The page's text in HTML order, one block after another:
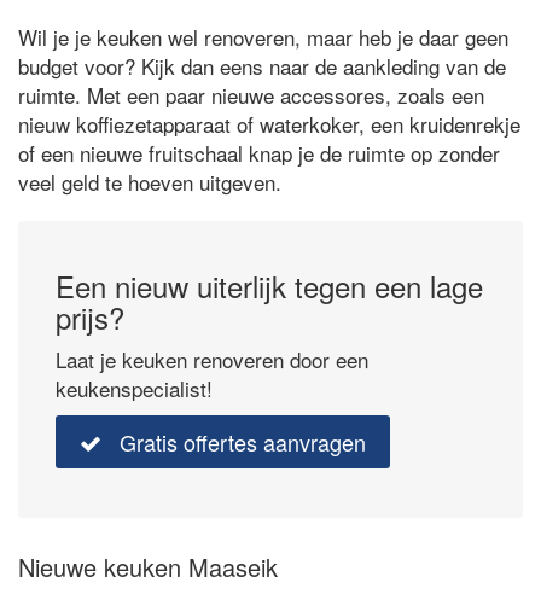
Wil je je keuken wel renoveren, maar heb je daar geen
budget voor? Kijk dan eens naar de aankleding van de
ruimte. Met een paar nieuwe accessores, zoals een
nieuw koffiezetapparaat of waterkoker, een kruidenrekje
of een nieuwe fruitschaal knap je de ruimte op zonder
veel geld te hoeven uitgeven.
Een nieuw uiterlijk tegen een lage
prijs?
Laat je keuken renoveren door een
keukenspecialist!
Gratis offertes aanvragen
Nieuwe keuken Maaseik